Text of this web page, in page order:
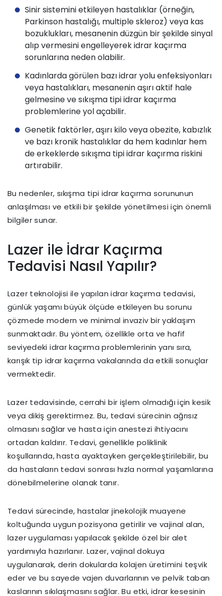
Sinir sistemini etkileyen hastalıklar (örneğin,
Parkinson hastalığı, multiple skleroz) veya kas
bozuklukları, mesanenin düzgün bir şekilde sinyal
alıp vermesini engelleyerek idrar kaçırma
sorunlarına neden olabilir.
Kadınlarda görülen bazı idrar yolu enfeksiyonları
veya hastalıkları, mesanenin aşırı aktif hale
gelmesine ve sıkışma tipi idrar kaçırma
problemlerine yol açabilir.
Genetik faktörler, aşırı kilo veya obezite, kabızlık
ve bazı kronik hastalıklar da hem kadınlar hem
de erkeklerde sıkışma tipi idrar kaçırma riskini
artırabilir.
Bu nedenler, sıkışma tipi idrar kaçırma sorununun
anlaşılması ve etkili bir şekilde yönetilmesi için önemli
bilgiler sunar.
Lazer ile İdrar Kaçırma
Tedavisi Nasıl Yapılır?
Lazer teknolojisi ile yapılan idrar kaçırma tedavisi,
günlük yaşamı büyük ölçüde etkileyen bu sorunu
çözmede modern ve minimal invaziv bir yaklaşım
sunmaktadır. Bu yöntem, özellikle orta ve hafif
seviyedeki idrar kaçırma problemlerinin yanı sıra,
karışık tip idrar kaçırma vakalarında da etkili sonuçlar
vermektedir.
Lazer tedavisinde, cerrahi bir işlem olmadığı için kesik
veya dikiş gerektirmez. Bu, tedavi sürecinin ağrısız
olmasını sağlar ve hasta için anestezi ihtiyacını
ortadan kaldırır. Tedavi, genellikle poliklinik
koşullarında, hasta ayaktayken gerçekleştirilebilir, bu
da hastaların tedavi sonrası hızla normal yaşamlarına
dönebilmelerine olanak tanır.
Tedavi sürecinde, hastalar jinekolojik muayene
koltuğunda uygun pozisyona getirilir ve vajinal alan,
lazer uygulaması yapılacak şekilde özel bir alet
yardımıyla hazırlanır. Lazer, vajinal dokuya
uygulanarak, derin dokularda kolajen üretimini teşvik
eder ve bu sayede vajen duvarlarının ve pelvik taban
kaslarının sıkılaşmasını sağlar. Bu etki, idrar kesesinin